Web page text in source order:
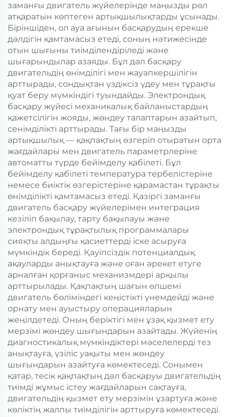
заманғы двигатель жүйелерінде маңызды рөл
атқаратын көптеген артықшылықтарды ұсынады.
Біріншіден, ол ауа ағынын басқарудың ерекше
дәлдігін қамтамасыз етеді, соның нәтижесінде
отын шығыны тиімділендіріледі және
шығарындылар азаяды. Бұл дәл басқару
двигательдің өнімділігі мен жауапкершілігін
арттырады, сондықтан үздіксіз үдеу мен тұрақты
қуат беру мүмкіндігі туындайды. Электрондық
басқару жүйесі механикалық байланыстардың
қажетсілігін жояды, жөндеу талаптарын азайтып,
сенімділікті арттырады. Тағы бір маңызды
артықшылық — қақпақтың өзгеріп отыратын орта
жағдайлары мен двигатель параметрлеріне
автоматты түрде бейімделу қабілеті. Бұл
бейімделу қабілеті температура тербелістеріне
немесе биіктік өзгерістеріне қарамастан тұрақты
өнімділікті қамтамасыз етеді. Қазіргі заманғы
двигатель басқару жүйелерімен интеграция
кезіліп бақылау, тарту бақылауы және
электрондық тұрақтылық программалары
сияқты алдыңғы қасиеттерді іске асыруға
мүмкіндік береді. Қауіпсіздік потенциалдық
ақауларды анықтауға және оған әрекет етуге
арналған қорғаныс механизмдері арқылы
арттырылады. Қақпақтың шағын өлшемі
двигатель бөліміндегі кеңістікті үнемдейді және
орнату мен ауыстыру операцияларын
жеңілдетеді. Оның беріктігі мен ұзақ қызмет ету
мерзімі жөндеу шығындарын азайтады. Жүйенің
диагностикалық мүмкіндіктері мәселелерді тез
анықтауға, үзіліс уақыты мен жөндеу
шығындарын азайтуға көмектеседі. Сонымен
қатар, тесік қақпақтың дәл басқаруы двигательдің
тиімді жұмыс істеу жағдайларын сақтауға,
двигательдің қызмет ету мерзімін ұзартуға және
көліктің жалпы тиімділігін арттыруға көмектеседі.